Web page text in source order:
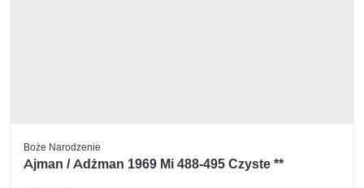
Boże Narodzenie
Ajman / Adżman 1969 Mi 488-495 Czyste **